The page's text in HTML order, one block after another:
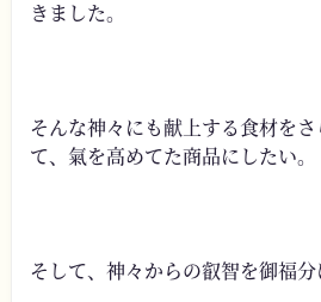
きました。
そんな神々にも献上する食材を
て、氣を高めてた商品にしたい。
そして、神々からの叡智を御福分